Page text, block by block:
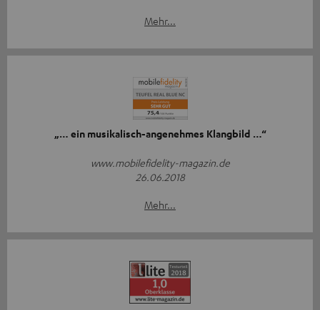
Mehr...
„… ein musikalisch-angenehmes Klangbild …“
www.mobilefidelity-magazin.de
26.06.2018
Mehr...